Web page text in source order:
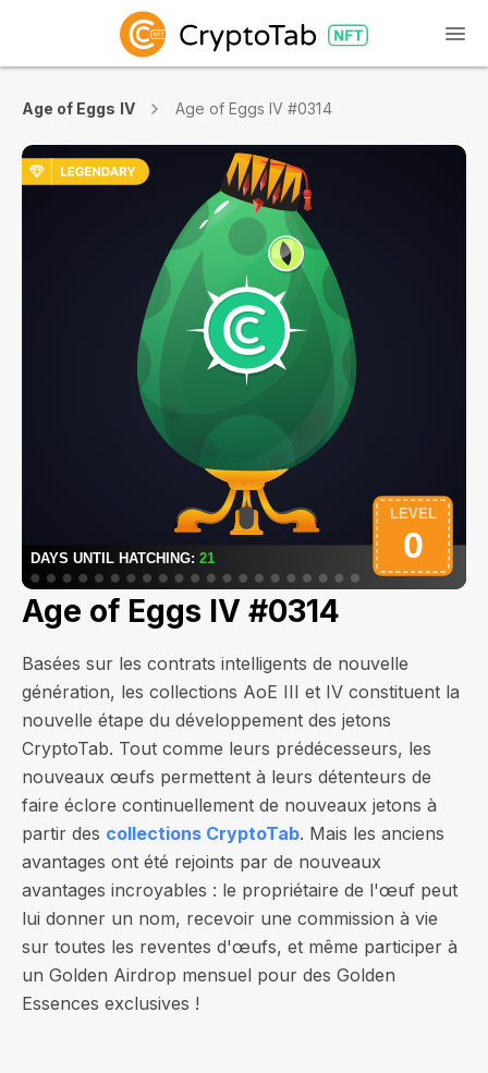
Age of Eggs IV Age of Eggs IV #0314
Age of Eggs IV #0314
Basées sur les contrats intelligents de nouvelle
génération, les collections AoE III et IV constituent la
nouvelle étape du développement des jetons
CryptoTab. Tout comme leurs prédécesseurs, les
nouveaux œufs permettent à leurs détenteurs de
faire éclore continuellement de nouveaux jetons à
partir des collections CryptoTab. Mais les anciens
avantages ont été rejoints par de nouveaux
avantages incroyables : le propriétaire de l'œuf peut
lui donner un nom, recevoir une commission à vie
sur toutes les reventes d'œufs, et même participer à
un Golden Airdrop mensuel pour des Golden
Essences exclusives !